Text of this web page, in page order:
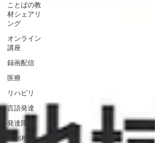
ことばの教
材シェアリ
ング
オンライン
講座
録画配信
医療
リハビリ
言語発達
発達障害
個別相談